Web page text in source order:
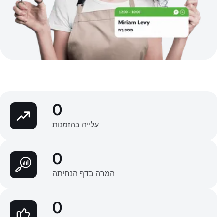
0
עלייה בהזמנות
0
המרה בדף הנחיתה
0